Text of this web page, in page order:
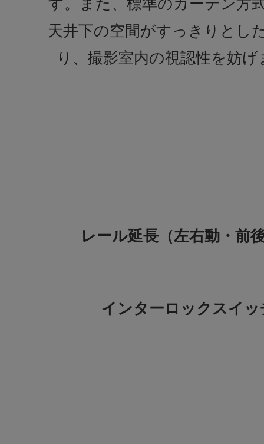
す。また、標準のカーテン方
天井下の空間がすっきりとし
り、撮影室内の視認性を妨げ
レール延長（左右動・前
インターロックスイッ